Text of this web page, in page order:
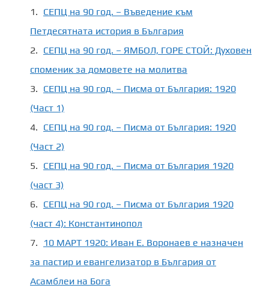
СЕПЦ на 90 год. – Въведение към
Петдесятната история в България
СЕПЦ на 90 год. – ЯМБОЛ, ГОРЕ СТОЙ: Духовен
споменик за домовете на молитва
СЕПЦ на 90 год. – Писма от България: 1920
(Част 1)
СЕПЦ на 90 год. – Писма от България: 1920
(Част 2)
СЕПЦ на 90 год. – Писма от България 1920
(част 3)
СЕПЦ на 90 год. – Писма от България 1920
(част 4): Константинопол
10 МАРТ 1920: Иван Е. Воронаев е назначен
за пастир и евангелизатор в България от
Асамблеи на Бога